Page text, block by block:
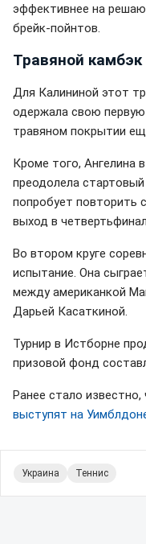
эффективнее на
брейк-пойнтов.
Травяной
Для Калининой этот
одержала свою
травяном покрытии
Кроме того, Ангелина
преодолела
попробует повторить
выход в четвертьфинал.
Во втором круге
испытание. Она
между американкой
Дарьей Касаткиной.
Турнир в Истборне
призовой фонд
Ранее стало известно,
выступят на
Украина Теннис